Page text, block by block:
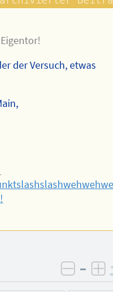
der Versuch, etwas
–